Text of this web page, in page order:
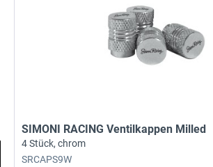
SIMONI RACING Ventilkappen Milled
4 Stück, chrom
SRCAPS9W